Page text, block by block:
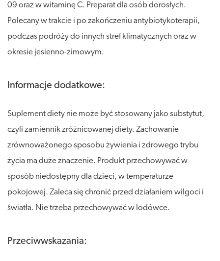
09 oraz w witaminę C. Preparat dla osób dorosłych.
Polecany w trakcie i po zakończeniu antybiotykoterapii,
podczas podróży do innych stref klimatycznych oraz w
okresie jesienno-zimowym.
Informacje dodatkowe:
Suplement diety nie może być stosowany jako substytut,
czyli zamiennik zróżnicowanej diety. Zachowanie
zrównoważonego sposobu żywienia i zdrowego trybu
życia ma duże znaczenie. Produkt przechowywać w
sposób niedostępny dla dzieci, w temperaturze
pokojowej. Zaleca się chronić przed działaniem wilgoci i
światła. Nie trzeba przechowywać w lodówce.
Przeciwwskazania: